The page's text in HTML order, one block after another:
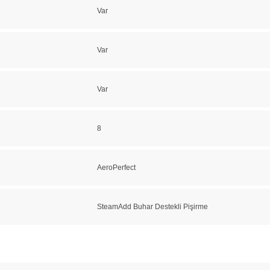
Var
Var
Var
8
AeroPerfect
SteamAdd Buhar Destekli Pişirme